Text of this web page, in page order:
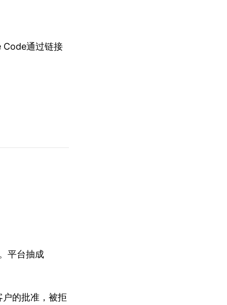
Code通过链接
平台抽成
的批准，被拒